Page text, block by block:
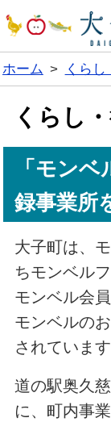
ホーム > くらし
くらし
「モン
録事業所
大子町は、
ちモンベル
モンベル会
モンベルの
されています
道の駅奥久
に、町内事